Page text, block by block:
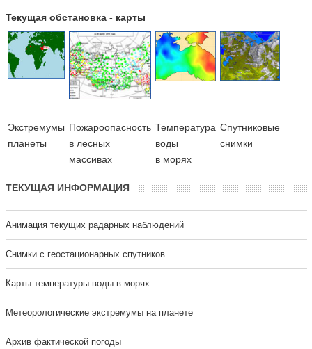
Текущая обстановка - карты
Экстремумы
планеты
Пожароопасность
в лесных
массивах
Температура
воды
в морях
Cпутниковые
снимки
ТЕКУЩАЯ ИНФОРМАЦИЯ
Анимация текущих радарных наблюдений
Cнимки с геостационарных спутников
Карты температуры воды в морях
Метеорологические экстремумы на планете
Архив фактической погоды